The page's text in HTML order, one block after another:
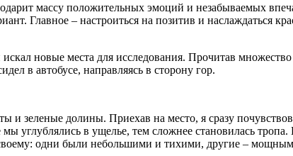
массу положительных эмоций и незабываемых
Главное – настроиться на позитив и наслаждаться
новые места для исследования. Прочитав
в автобусе, направляясь в сторону гор.
зеленые долины. Приехав на место, я сразу
в ущелье, тем сложнее становилась
одни были небольшими и тихими, другие –